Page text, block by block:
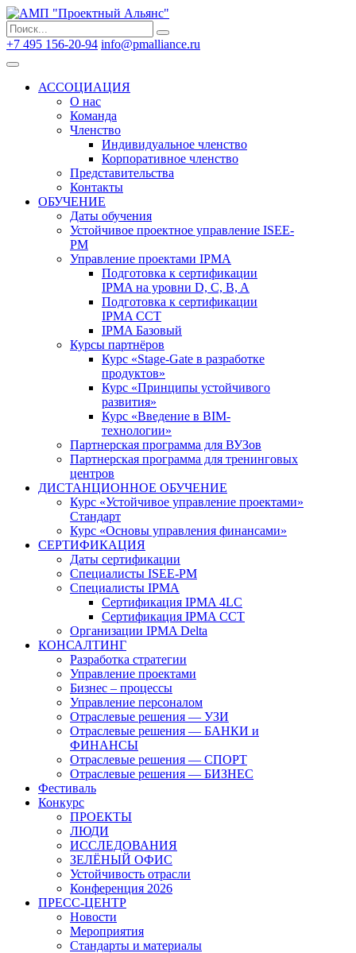
Search
for:
Search
+7 495 156-20-94 info@pmalliance.ru
АССОЦИАЦИЯ
О нас
Команда
Членство
Индивидуальное членство
Корпоративное членство
Представительства
Контакты
ОБУЧЕНИЕ
Даты обучения
Устойчивое проектное управление ISEE-
PM
Управление проектами IPMA
Подготовка к сертификации
IPMA на уровни D, C, B, A
Подготовка к сертификации
IPMA CCT
IPMA Базовый
Курсы партнёров
Курс «Stage-Gate в разработке
продуктов»
Курс «Принципы устойчивого
развития»
Курс «Введение в BIM-
технологии»
Партнерская программа для ВУЗов
Партнерская программа для тренинговых
центров
ДИСТАНЦИОННОЕ ОБУЧЕНИЕ
Курс «Устойчивое управление проектами»
Стандарт
Курс «Основы управления финансами»
СЕРТИФИКАЦИЯ
Даты сертификации
Специалисты ISEE-PM
Специалисты IPMA
Сертификация IPMA 4LC
Сертификация IPMA CCT
Организации IPMA Delta
КОНСАЛТИНГ
Разработка стратегии
Управление проектами
Бизнес – процессы
Управление персоналом
Отраслевые решения — УЗИ
Отраслевые решения — БАНКИ и
ФИНАНСЫ
Отраслевые решения — СПОРТ
Отраслевые решения — БИЗНЕС
Фестиваль
Конкурс
ПРОЕКТЫ
ЛЮДИ
ИССЛЕДОВАНИЯ
ЗЕЛЁНЫЙ ОФИС
Устойчивость отрасли
Конференция 2026
ПРЕСС-ЦЕНТР
Новости
Мероприятия
Стандарты и материалы